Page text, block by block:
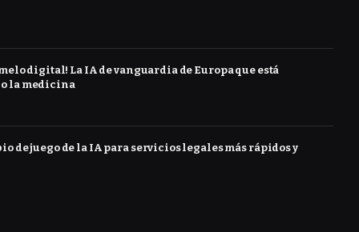
digital! La IA de vanguardia de Europa que está
la medicina
de juego de la IA para servicios legales más rápidos y